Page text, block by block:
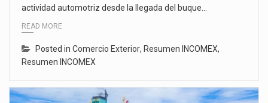
actividad automotriz desde la llegada del buque…
READ MORE
Posted in Comercio Exterior, Resumen INCOMEX,
Resumen INCOMEX